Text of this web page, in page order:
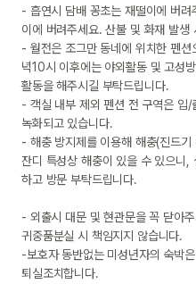
- 흡연시 담배 꽁초는 재떨이에 버
이에 버려주세요. 산불 및 화재 발생
- 월전은 조그만 동네에 위치한 펜
녁10시 이후에는 야외활동 및 고성
활동을 해주시길 부탁드립니다.
- 객실 내부 제외 펜션 전 구역은 입
녹화되고 있습니다.
- 해충 방지제를 이용해 해충(진드
잔디 특성상 해충이 있을 수 있으니,
하고 방문 부탁드립니다.
- 외출시 대문 및 현관문을 꼭 닫아
귀중품분실 시 책임지지 않습니다.
-보호자 동반없는 미성년자의 숙박
퇴실조치합니다.